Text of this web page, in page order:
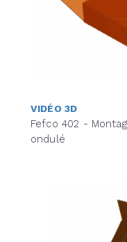
VIDÉO 3D
Fefco 402 -
ondulé